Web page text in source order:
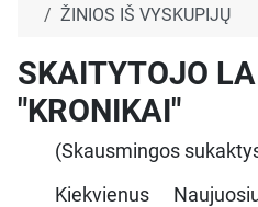
ŽINIOS IŠ VYSKUPIJŲ
SKAITYTOJO
"KRONIKAI"
(Skausmingos
Kiekvienus